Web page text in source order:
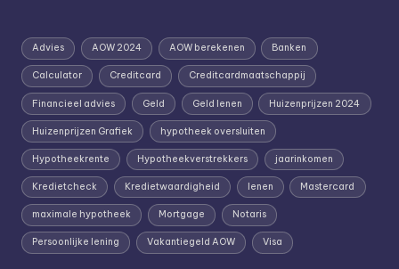
Advies AOW 2024 AOW berekenen Banken
Calculator Creditcard Creditcardmaatschappij
Financieel advies Geld Geld lenen Huizenprijzen 2024
Huizenprijzen Grafiek hypotheek oversluiten
Hypotheekrente Hypotheekverstrekkers jaarinkomen
Kredietcheck Kredietwaardigheid lenen Mastercard
maximale hypotheek Mortgage Notaris
Persoonlijke lening Vakantiegeld AOW Visa